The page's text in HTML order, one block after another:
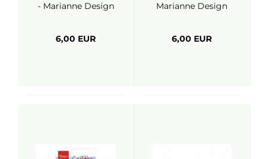
- Marianne Design
6,00 EUR
Marianne Design
6,00 EUR